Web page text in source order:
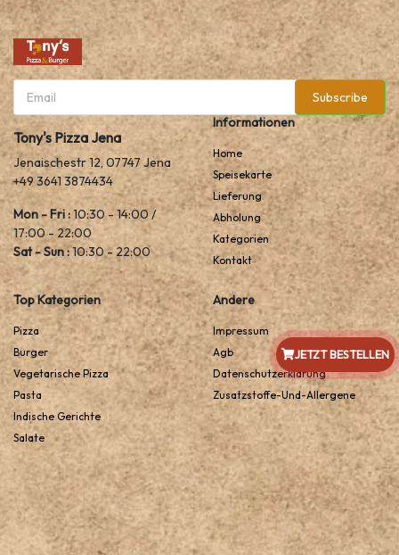
Subscribe
Tony's Pizza Jena
Jenaischestr 12, 07747 Jena
+49 3641 3874434
Mon - Fri :10:30 - 14:00 /
17:00 - 22:00
Sat - Sun :10:30 - 22:00
Informationen
Home
Speisekarte
Lieferung
Abholung
Kategorien
Kontakt
Top Kategorien
Pizza
Burger
Vegetarische Pizza
Pasta
Indische Gerichte
Salate
Andere
Impressum
Agb
Datenschutzerklarung
Zusatzstoffe-Und-Allergene
JETZT BESTELLEN